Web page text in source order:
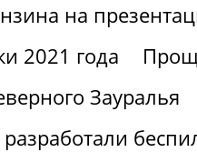
на
2021 года
Зауралья